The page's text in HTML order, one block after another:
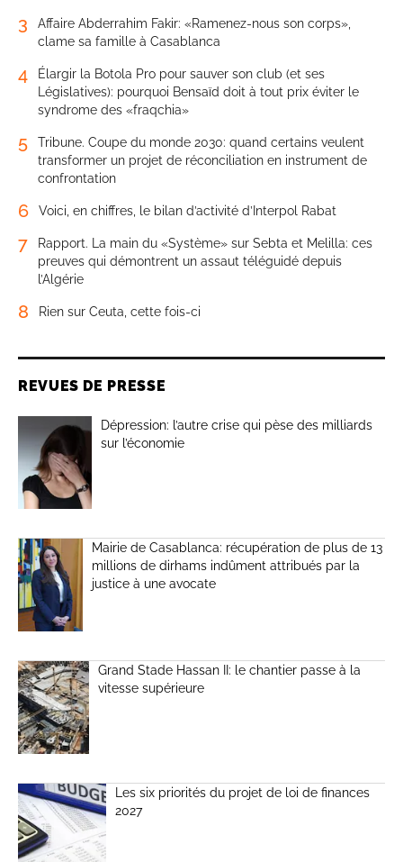
3
Affaire Abderrahim Fakir: «Ramenez-nous son corps»,
clame sa famille à Casablanca
4
Élargir la Botola Pro pour sauver son club (et ses
Législatives): pourquoi Bensaïd doit à tout prix éviter le
syndrome des «fraqchia»
5
Tribune. Coupe du monde 2030: quand certains veulent
transformer un projet de réconciliation en instrument de
confrontation
6 Voici, en chiffres, le bilan d’activité d’Interpol Rabat
7
Rapport. La main du «Système» sur Sebta et Melilla: ces
preuves qui démontrent un assaut téléguidé depuis
l’Algérie
8 Rien sur Ceuta, cette fois-ci
REVUES DE PRESSE
Dépression: l’autre crise qui pèse des milliards
sur l’économie
Mairie de Casablanca: récupération de plus de 13
millions de dirhams indûment attribués par la
justice à une avocate
Grand Stade Hassan II: le chantier passe à la
vitesse supérieure
Les six priorités du projet de loi de finances
2027